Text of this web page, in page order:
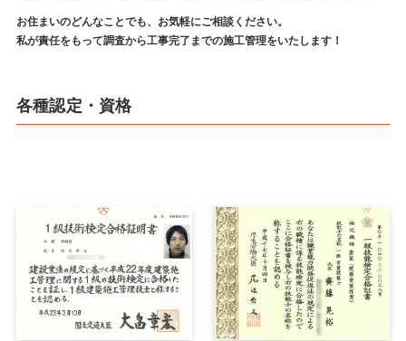
お住まいのどんなことでも、お気軽にご相談ください。
私が責任をもって調査から工事完了までの施工管理をいたします！
各種認定・資格